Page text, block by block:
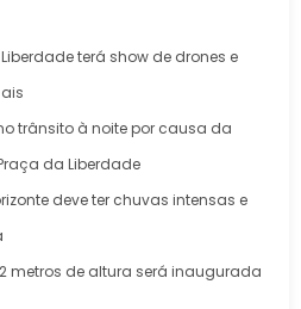
terá show de drones e
trânsito à noite por causa da
da Liberdade
deve ter chuvas intensas e
metros de altura será inaugurada